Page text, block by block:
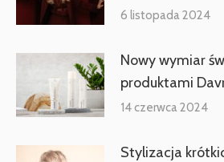
6 listopada 2024
Nowy wymiar
produktami
14 czerwca 2024
Stylizacja